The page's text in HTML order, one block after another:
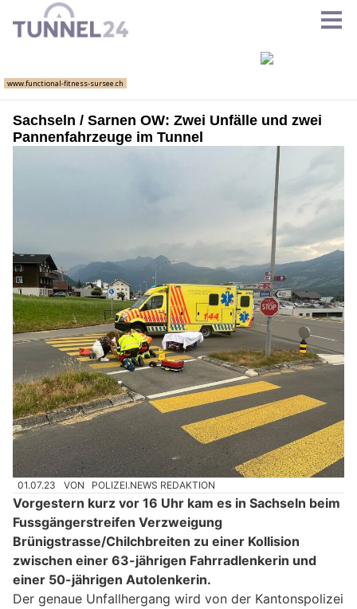
Sachseln / Sarnen OW: Zwei Unfälle und zwei
Pannenfahrzeuge im Tunnel
01.07.23 VON POLIZEI.NEWS REDAKTION
Vorgestern kurz vor 16 Uhr kam es in Sachseln beim
Fussgängerstreifen Verzweigung
Brünigstrasse/Chilchbreiten zu einer Kollision
zwischen einer 63-jährigen Fahrradlenkerin und
einer 50-jährigen Autolenkerin.
Der genaue Unfallhergang wird von der Kantonspolizei